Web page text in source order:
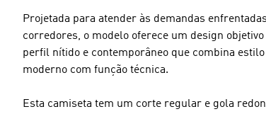
Projetada para atender às demandas
corredores, o modelo oferece um design
perfil nítido e contemporâneo que combina estilo
moderno com função técnica.
Esta camiseta tem um corte regular e gola